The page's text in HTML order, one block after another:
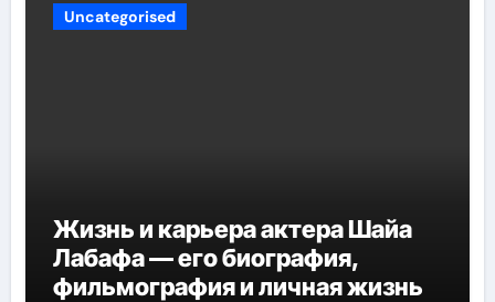
Uncategorised
Жизнь и карьера актера Шайа
Лабафа — его биография,
фильмография и личная жизнь